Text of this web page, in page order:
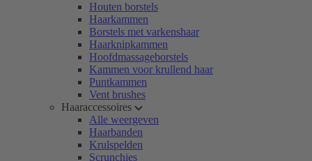
Houten borstels
Haarkammen
Borstels met varkenshaar
Haarknipkammen
Hoofdmassageborstels
Kammen voor krullend haar
Puntkammen
Vent brushes
Haaraccessoires
Alle weergeven
Haarbanden
Krulspelden
Scrunchies